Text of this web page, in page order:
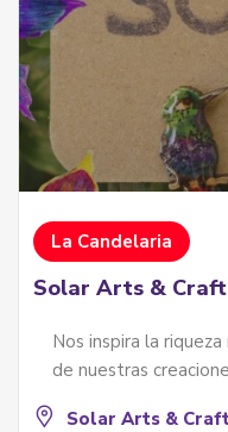
La Candelaria
Solar Arts &
Nos inspira la
de nuestras
Solar Arts &